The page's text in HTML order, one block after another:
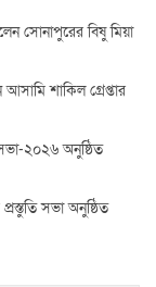
সোনাপুরের বিষু মিয়া
শাকিল গ্রেপ্তার
২০২৬ অনুষ্ঠিত
সভা অনুষ্ঠিত